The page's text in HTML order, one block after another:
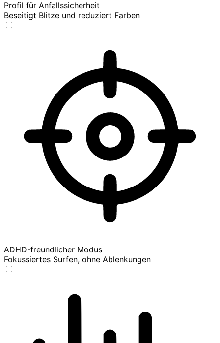
Profil für Anfallssicherheit
Beseitigt Blitze und reduziert Farben
ADHD-freundlicher Modus
Fokussiertes Surfen, ohne Ablenkungen